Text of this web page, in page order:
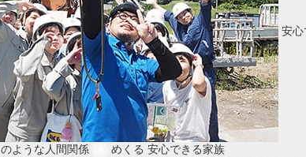
安心
のような人間関係 めくる 安心できる家族